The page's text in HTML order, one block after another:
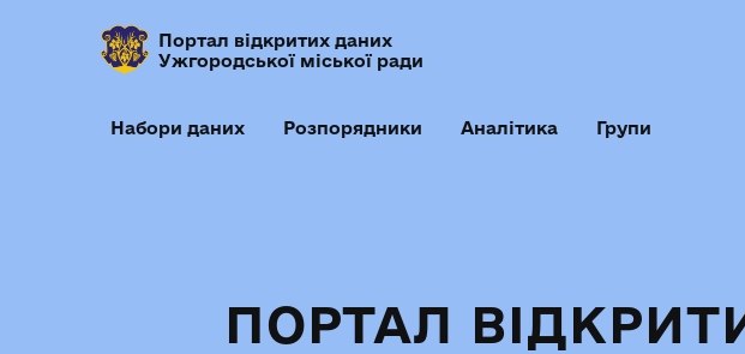
Портал відкритих даних
Ужгородської міської ради
Набори даних Розпорядники Аналітика Групи
ПОРТАЛ